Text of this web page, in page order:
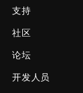
支持
社区
论坛
开发人员